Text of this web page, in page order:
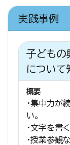
実践事例
子どもの
について
概要
・集中力が
い。
・文字を書
・授業参観